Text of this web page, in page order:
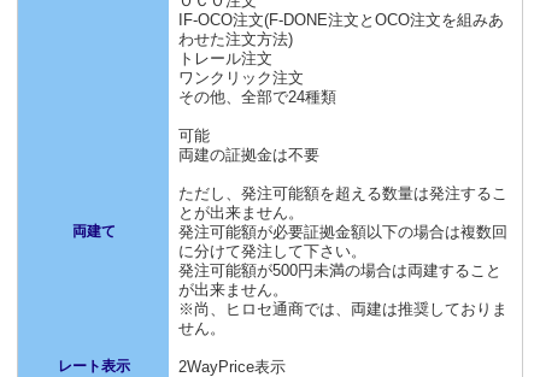
IF-OCO注文(F-DONE注文とOCO注文を組みあ
わせた注文方法)
トレール注文
ワンクリック注文
その他、全部で24種類
両建て
可能
両建の証拠金は不要
ただし、発注可能額を超える数量は発注するこ
とが出来ません。
発注可能額が必要証拠金額以下の場合は複数回
に分けて発注して下さい。
発注可能額が500円未満の場合は両建すること
が出来ません。
※尚、ヒロセ通商では、両建は推奨しておりま
せん。
レート表示 2WayPrice表示